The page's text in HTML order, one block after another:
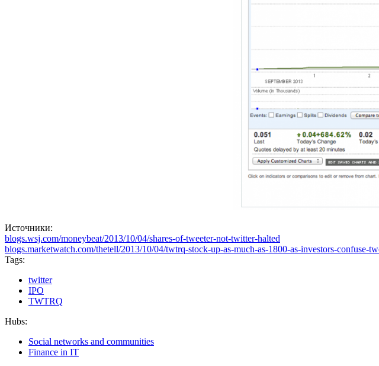
Источники:
blogs.wsj.com/moneybeat/2013/10/04/shares-of-tweeter-not-twitter-halted
blogs.marketwatch.com/thetell/2013/10/04/twtrq-stock-up-as-much-as-1800-as-investors-confuse-
Tags:
twitter
IPO
TWTRQ
Hubs:
Social networks and communities
Finance in IT